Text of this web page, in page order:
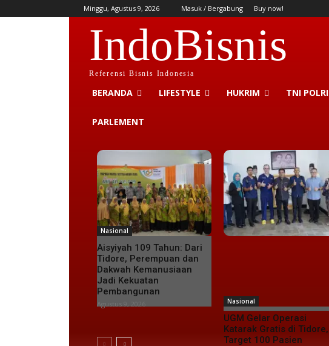
Minggu, Agustus 9, 2026 Masuk / Bergabung Buy now!
IndoBisnis
Referensi Bisnis Indonesia
BERANDA LIFESTYLE HUKRIM TNI POLRI
PARLEMENT
Nasional
Aisyiyah 109 Tahun: Dari
Tidore, Perempuan dan
Dakwah Kemanusiaan
Jadi Kekuatan
Pembangunan
Nasional
UGM Gelar Operasi
Katarak Gratis di Tidore,
Target 100 Pasien